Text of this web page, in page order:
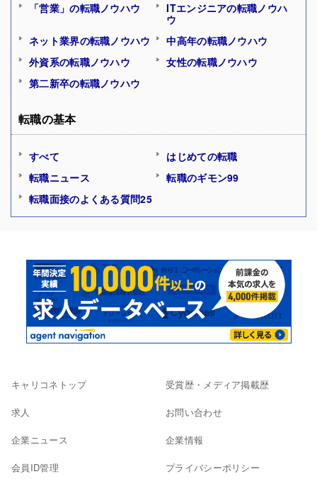
「営業」の転職ノウハウ
ITエンジニアの転職ノウハ
ウ
ネット業界の転職ノウハウ
中高年の転職ノウハウ
外資系の転職ノウハウ
女性の転職ノウハウ
第二新卒の転職ノウハウ
転職の基本
すべて
はじめての転職
転職ニュース
転職のギモン99
転職面接のよくある質問25
キャリコネトップ
求人
企業ニュース
会員ID管理
受賞歴・メディア掲載歴
お問い合わせ
企業情報
プライバシーポリシー